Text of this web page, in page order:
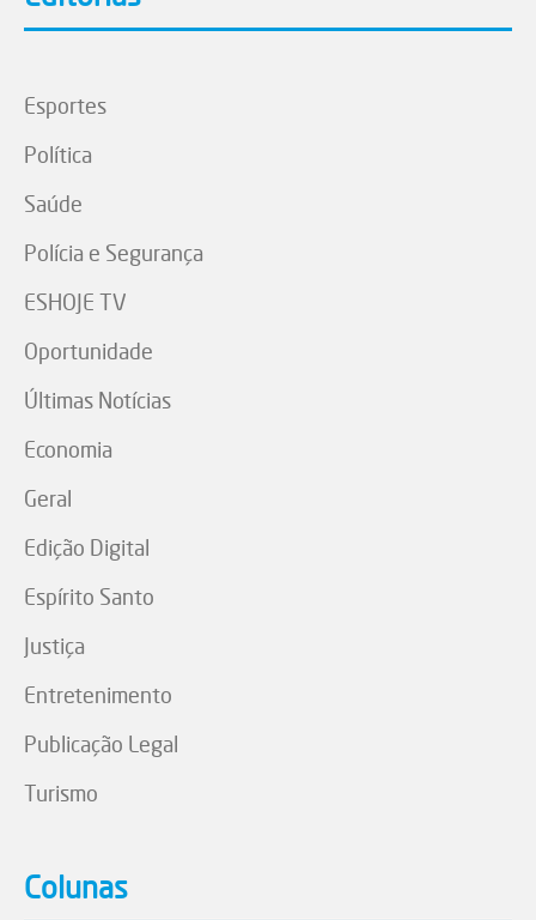
Esportes
Política
Saúde
Polícia e Segurança
ESHOJE TV
Oportunidade
Últimas Notícias
Economia
Geral
Edição Digital
Espírito Santo
Justiça
Entretenimento
Publicação Legal
Turismo
Colunas